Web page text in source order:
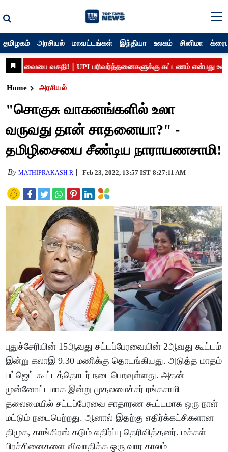
தமிழகம் அரசியல் மாவட்டங்கள் இந்தியா உலகம் சினிமா
Home அரசியல்
"சொகுசு வாகனங்களில் உலா
வருவது தான் சாதனையா?" -
தமிழிசையை சீண்டிய நாராயணசாமி!
ByMATHIPRAKASH R Feb 23, 2022, 13:57 IST 8:27:11 AM
புதுச்சேரியின் 15ஆவது சட்டப்பேரவையின் 2ஆவது கூட்டம்
இன்று கலாஇ 9.30 மணிக்கு தொடங்கியது. அடுத்த மாதம்
பட்ஜெட் கூட்டத்தொடர் நடைபெறவுள்ளது. அதன்
முன்னோட்டமாக இன்று முதலமைச்சர் ரங்கசாமி
தலைமையில் சட்டப்பேரவை சாதாரண கூட்டமாக ஒரு நாள்
மட்டும் நடைபெற்றது. ஆனால் இதற்கு எதிர்க்கட்சிகளான
திமுக, காங்கிரஸ் கடும் எதிர்ப்பு தெரிவித்தனர். மக்கள்
பிரச்சினைகளை விவாதிக்க ஒரு வார காலம்